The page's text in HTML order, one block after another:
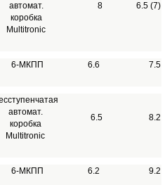
автомат.
коробка
Multitronic
8 6.5 (7)
6-МКПП 6.6
7.5
автомат.
коробка
Multitronic
6.5 8.2
6-МКПП 6.2
9.2